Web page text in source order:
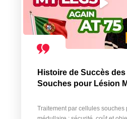
Histoire de Succès
Souches pour Lésion
Traitement par cellules souches